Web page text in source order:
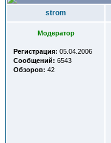
strom
Модератор
Регистрация: 05.04.2006
Сообщений: 6543
Обзоров: 42